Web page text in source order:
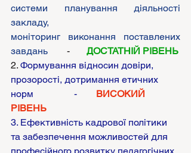
системи планування діяльності
закладу,
моніторинг виконання поставлених
завдань
        -
ДОСТАТНІЙ РІВЕНЬ
2. Формування відносин довіри,
прозорості, дотримання етичних
норм                 - ВИСОКИЙ
РІВЕНЬ
3. Ефективність кадрової політики
та забезпечення можливостей для
професійного розвитку педагогічних